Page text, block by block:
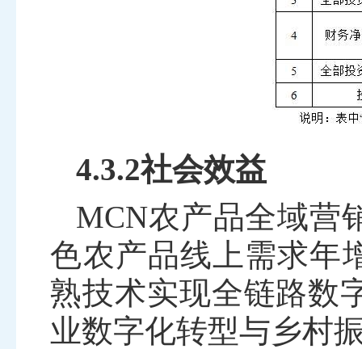
4.3.2社会效益
MCN农产品全域营
色农产品线上需求年
熟技术实现全链路数
业数字化转型与乡村